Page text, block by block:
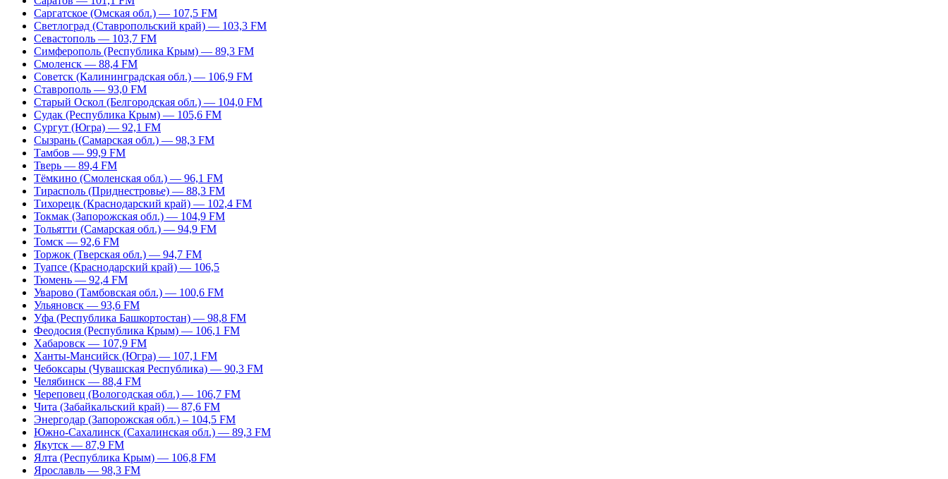
Саргатское (Омская обл.) — 107,5 FM
Светлоград (Ставропольский край) — 103,3 FM
Севастополь — 103,7 FM
Симферополь (Республика Крым) — 89,3 FM
Смоленск — 88,4 FM
Советск (Калининградская обл.) — 106,9 FM
Ставрополь — 93,0 FM
Старый Оскол (Белгородская обл.) — 104,0 FM
Судак (Республика Крым) — 105,6 FM
Сургут (Югра) — 92,1 FM
Сызрань (Самарская обл.) — 98,3 FM
Тамбов — 99,9 FM
Тверь — 89,4 FM
Тёмкино (Смоленская обл.) — 96,1 FM
Тирасполь (Приднестровье) — 88,3 FM
Тихорецк (Краснодарский край) — 102,4 FM
Токмак (Запорожская обл.) — 104,9 FM
Тольятти (Самарская обл.) — 94,9 FM
Томск — 92,6 FM
Торжок (Тверская обл.) — 94,7 FM
Туапсе (Краснодарский край) — 106,5
Тюмень — 92,4 FM
Уварово (Тамбовская обл.) — 100,6 FM
Ульяновск — 93,6 FM
Уфа (Республика Башкортостан) — 98,8 FM
Феодосия (Республика Крым) — 106,1 FM
Хабаровск — 107,9 FM
Ханты-Мансийск (Югра) — 107,1 FM
Чебоксары (Чувашская Республика) — 90,3 FM
Челябинск — 88,4 FM
Череповец (Вологодская обл.) — 106,7 FM
Чита (Забайкальский край) — 87,6 FM
Энергодар (Запорожская обл.) – 104,5 FM
Южно-Сахалинск (Сахалинская обл.) — 89,3 FM
Якутск — 87,9 FM
Ялта (Республика Крым) — 106,8 FM
Ярославль — 98,3 FM